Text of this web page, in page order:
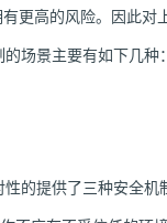
更高的风险。因此对
场景主要有如下几种：
的提供了三种安全机